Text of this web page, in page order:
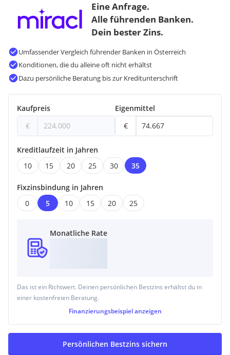
Eine Anfrage.
Alle führenden Banken.
Dein bester Zins.
Umfassender Vergleich führender Banken in Österreich
Konditionen, die du alleine oft nicht erhältst
Dazu persönliche Beratung bis zur Kreditunterschrift
Kaufpreis
€
Eigenmittel
€
Kreditlaufzeit in Jahren
10
15 20 25 30 35
Fixzinsbindung in Jahren
0
5 10 15 20 25
Monatliche Rate
Das ist ein Richtwert. Deinen persönlichen Bestzins erhältst du in
einer kostenfreien Beratung.
Finanzierungsbeispiel anzeigen
Persönlichen Bestzins sichern